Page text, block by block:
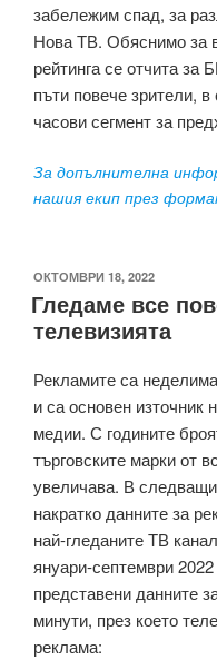
забележим спад, за
Нова ТВ. Обяснимо за
рейтинга се отчита за
пъти повече зрители,
часови сегмент за
За допълнителна
нашия екип през
ПУБЛИКУВАНО
НА
ОКТОМВРИ 18, 2022
Гледаме все
телевизията
Рекламите са
и са основен източник
медии. С годините
търговските марки от
увеличава. В
накратко данните за
най-гледаните ТВ
януари-септември
представени данните
минути, през което
реклама: